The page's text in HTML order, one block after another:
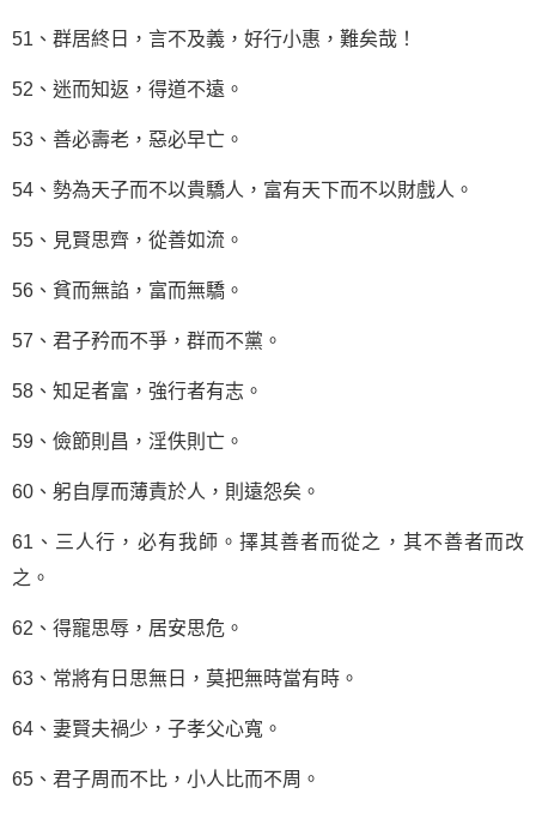
51、群居終日，言不及義，好行小惠，難矣哉！
52、迷而知返，得道不遠。
53、善必壽老，惡必早亡。
54、勢為天子而不以貴驕人，富有天下而不以財戲人。
55、見賢思齊，從善如流。
56、貧而無諂，富而無驕。
57、君子矜而不爭，群而不黨。
58、知足者富，強行者有志。
59、儉節則昌，淫佚則亡。
60、躬自厚而薄責於人，則遠怨矣。
61、三人行，必有我師。擇其善者而從之，其不善者而改
之。
62、得寵思辱，居安思危。
63、常將有日思無日，莫把無時當有時。
64、妻賢夫禍少，子孝父心寬。
65、君子周而不比，小人比而不周。